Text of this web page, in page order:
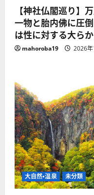
【神社仏閣巡り】
一物と胎内佛に圧
は性に対する大ら
mahoroba19 2026
大自然・温泉 未分類